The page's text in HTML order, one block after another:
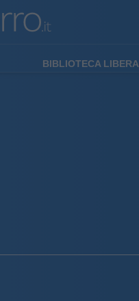
BIBLIOTECA